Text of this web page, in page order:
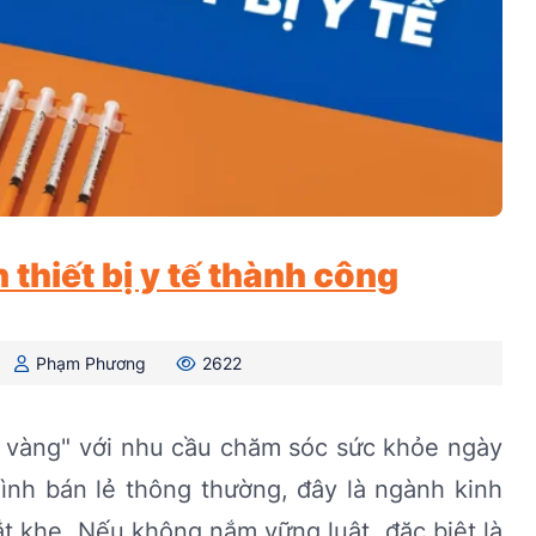
thiết bị y tế thành công
Phạm Phương 2622
với nhu cầu chăm sóc sức khỏe ngày
bán lẻ thông thường, đây là ngành kinh